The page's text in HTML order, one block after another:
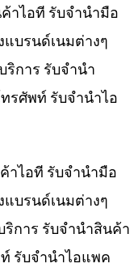
าไอที รับจำนำมือ
บรนด์เนมต่างๆ
ริการ รับจำนำ
รศัพท์ รับจำนำไอ
าไอที รับจำนำมือ
บรนด์เนมต่างๆ
การ รับจำนำสินค้า
รับจำนำไอแพค